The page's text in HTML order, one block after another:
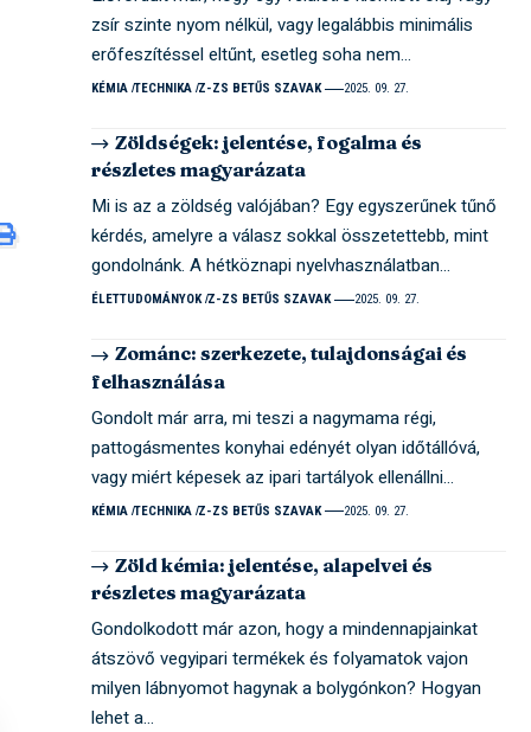
zsír szinte nyom nélkül, vagy legalábbis minimális
erőfeszítéssel eltűnt, esetleg soha nem…
KÉMIA TECHNIKA Z-ZS BETŰS SZAVAK 2025. 09. 27.
Zöldségek: jelentése, fogalma és
részletes magyarázata
Mi is az a zöldség valójában? Egy egyszerűnek tűnő
kérdés, amelyre a válasz sokkal összetettebb, mint
gondolnánk. A hétköznapi nyelvhasználatban…
ÉLETTUDOMÁNYOK Z-ZS BETŰS SZAVAK 2025. 09. 27.
Zománc: szerkezete, tulajdonságai és
felhasználása
Gondolt már arra, mi teszi a nagymama régi,
pattogásmentes konyhai edényét olyan időtállóvá,
vagy miért képesek az ipari tartályok ellenállni…
KÉMIA TECHNIKA Z-ZS BETŰS SZAVAK 2025. 09. 27.
Zöld kémia: jelentése, alapelvei és
részletes magyarázata
Gondolkodott már azon, hogy a mindennapjainkat
átszövő vegyipari termékek és folyamatok vajon
milyen lábnyomot hagynak a bolygónkon? Hogyan
lehet a…